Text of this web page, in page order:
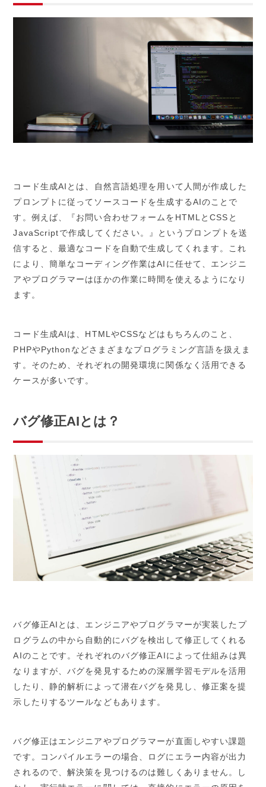
コード生成AIとは、自然言語処理を用いて人間が作成した
プロンプトに従ってソースコードを生成するAIのことで
す。例えば、『お問い合わせフォームをHTMLとCSSと
JavaScriptで作成してください。』というプロンプトを送
信すると、最適なコードを自動で生成してくれます。これ
により、簡単なコーディング作業はAIに任せて、エンジニ
アやプログラマーはほかの作業に時間を使えるようになり
ます。
コード生成AIは、HTMLやCSSなどはもちろんのこと、
PHPやPythonなどさまざまなプログラミング言語を扱えま
す。そのため、それぞれの開発環境に関係なく活用できる
ケースが多いです。
バグ修正AIとは？
バグ修正AIとは、エンジニアやプログラマーが実装したプ
ログラムの中から自動的にバグを検出して修正してくれる
AIのことです。それぞれのバグ修正AIによって仕組みは異
なりますが、バグを発見するための深層学習モデルを活用
したり、静的解析によって潜在バグを発見し、修正案を提
示したりするツールなどもあります。
バグ修正はエンジニアやプログラマーが直面しやすい課題
です。コンパイルエラーの場合、ログにエラー内容が出力
されるので、解決策を見つけるのは難しくありません。し